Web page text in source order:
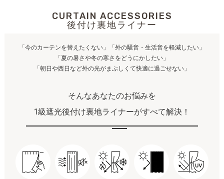
CURTAIN ACCESSORIES
後付け裏地ライナー
「今のカーテンを替えたくない」「外の騒音・生活音を軽減したい」
「夏の暑さや冬の寒さをどうにかしたい」
「朝日や西日など外の光がまぶしくて快適に過ごせない」
そんなあなたのお悩みを
1級遮光後付け裏地ライナーがすべて解決！